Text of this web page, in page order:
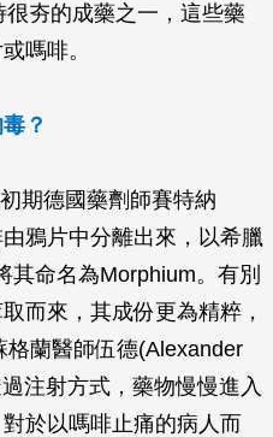
夯的成藥之一，這些藥
嗎啡。
？
期德國藥劑師賽特納
鴉片中分離出來，以希臘
其命名為Morphium。有別
而來，其成份更為精粹，
蘭醫師伍德(Alexander
注射方式，藥物慢慢進入
於以嗎啡止痛的病人而